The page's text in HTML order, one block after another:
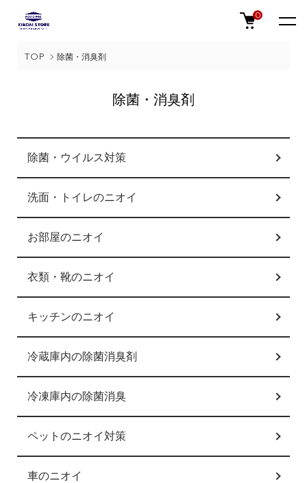
0
TOP 除菌・消臭剤
除菌・消臭剤
カテゴリー一覧
除菌・ウイルス対策
洗面・トイレのニオイ
お部屋のニオイ
衣類・靴のニオイ
キッチンのニオイ
冷蔵庫内の除菌消臭剤
冷凍庫内の除菌消臭
ペットのニオイ対策
車のニオイ